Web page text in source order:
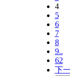
4
5
6
7
8
9..
62
下